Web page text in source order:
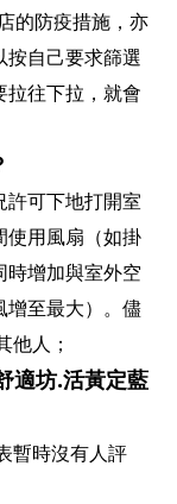
的防疫措施，亦
按自己要求篩選
拉往下拉，就會
許可下地打開室
使用風扇（如掛
時增加與室外空
增至最大）。儘
他人；
適坊.活黃定藍
暫時沒有人評